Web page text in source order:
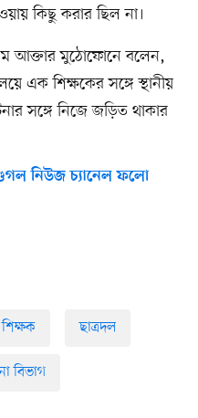
কিছু করার ছিল না।
আক্তার মুঠোফোনে বলেন,
এক শিক্ষকের সঙ্গে স্থানীয়
সঙ্গে নিজে জড়িত থাকার
নিউজ চ্যানেল ফলো
শিক্ষক ছাত্রদল
বিভাগ